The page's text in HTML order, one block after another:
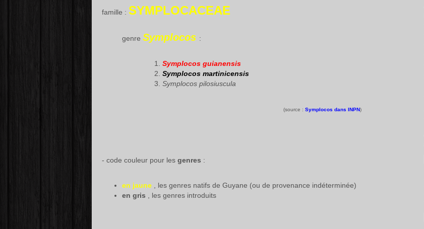
famille : SYMPLOCACEAE
genre Symplocos :
Symplocos guianensis
Symplocos martinicensis
Symplocos pilosiuscula
(source : Symplocos dans INPN)
- code couleur pour les genres :
en jaune
, les genres natifs de Guyane (ou de provenance indéterminée)
en gris
, les genres introduits